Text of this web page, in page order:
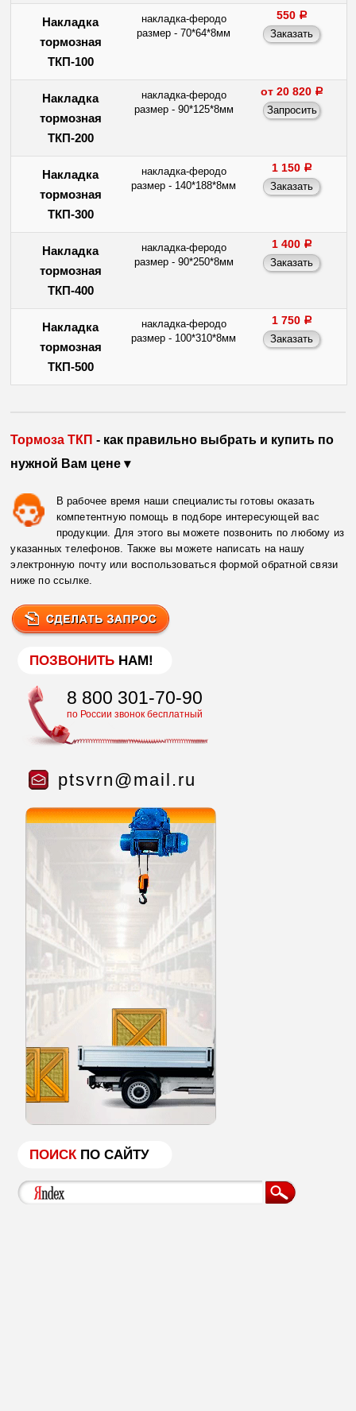
Накладка
тормозная
ТКП-100
накладка-феродо
размер - 70*64*8мм
550 a
Накладка
тормозная
ТКП-200
накладка-феродо
размер - 90*125*8мм
от 20 820 a
Накладка
тормозная
ТКП-300
накладка-феродо
размер - 140*188*8мм
1 150 a
Накладка
тормозная
ТКП-400
накладка-феродо
размер - 90*250*8мм
1 400 a
Накладка
тормозная
ТКП-500
накладка-феродо
размер - 100*310*8мм
1 750 a
Тормоза ТКП - как правильно выбрать и купить по
нужной Вам цене ▾
В рабочее время наши специалисты готовы оказать
компетентную помощь в подборе интересующей вас
продукции. Для этого вы можете позвонить по любому из
указанных телефонов. Также вы можете написать на нашу
электронную почту или воспользоваться формой обратной связи
ниже по ссылке.
ПОЗВОНИТЬ НАМ!
8 800 301-70-90
по России звонок бесплатный
ptsvrn@mail.ru
ПОИСК ПО САЙТУ